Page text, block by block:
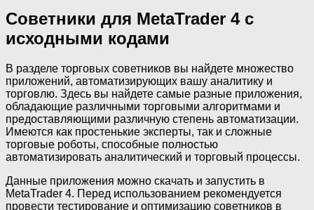
Советники для MetaTrader 4 с
исходными кодами
В разделе торговых советников вы найдете множество
приложений, автоматизирующих вашу аналитику и
торговлю. Здесь вы найдете самые разные приложения,
обладающие различными торговыми алгоритмами и
предоставляющими различную степень автоматизации.
Имеются как простенькие эксперты, так и сложные
торговые роботы, способные полностью
автоматизировать аналитический и торговый процессы.
Данные приложения можно скачать и запустить в
MetaTrader 4. Перед использованием рекомендуется
провести тестирование и оптимизацию советников в